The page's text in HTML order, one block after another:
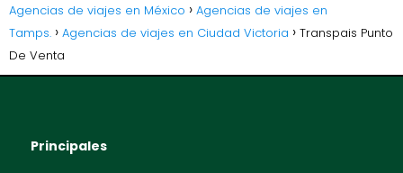
Agencias de viajes en México
Agencias de viajes en
Tamps.
Agencias de viajes en Ciudad Victoria
Transpais Punto
De Venta
Principales